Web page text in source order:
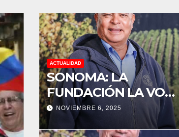
ACTUALIDAD
SONOMA: LA
FUNDACIÓN LA VOZ
DE LOS VIÑEDOS DE
SONOMA,
NOVIEMBRE 6, 2025